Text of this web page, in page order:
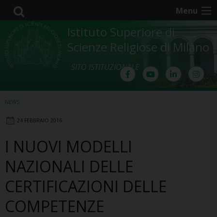
Skip
content
Menu
Istituto Superiore di
Scienze Religiose di Milano
SITO ISTITUZIONALE
NEWS
24 FEBBRAIO 2016
I NUOVI MODELLI
NAZIONALI DELLE
CERTIFICAZIONI DELLE
COMPETENZE